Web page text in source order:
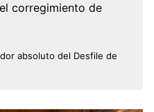
corregimiento de
absoluto del Desfile de